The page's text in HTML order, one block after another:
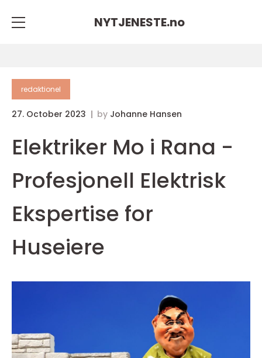
NYTJENESTE.no
redaktionel
27. October 2023 by Johanne Hansen
Elektriker Mo i Rana -
Profesjonell Elektrisk
Ekspertise for
Huseiere